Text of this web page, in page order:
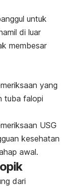
untuk
di luar
membesar
yang
tuba falopi
USG
kesehatan
awal.
dari